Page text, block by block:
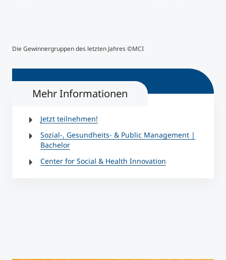
Die Gewinnergruppen des letzten Jahres ©MCI
Mehr Informationen
Jetzt teilnehmen!
Sozial-, Gesundheits- & Public Management |
Bachelor
Center for Social & Health Innovation